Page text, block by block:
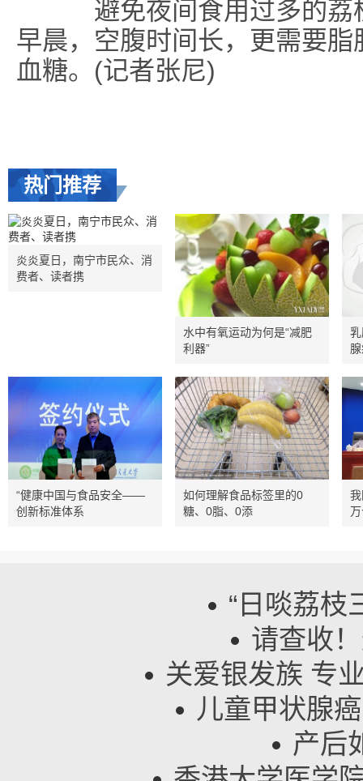
避免夜间食用过多的荔
早晨，空腹时间长，更需要
血糖。(记者张尼)
热门推荐
炎炎夏日，南宁市民众、消
费者、读者携
水中有氧运动为何是“减肥
利器”
“健康中国与食品安全——
创新标准体系
如何理解食品标签里的0
糖、0脂、0添
“日啖荔枝
请查收
关爱银发族 专
儿童甲状腺
产后